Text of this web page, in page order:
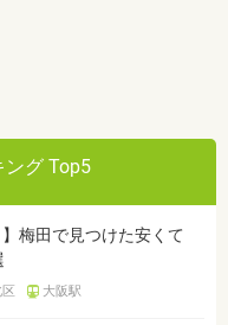
ング Top5
】梅田で見つけた安くて
大阪駅